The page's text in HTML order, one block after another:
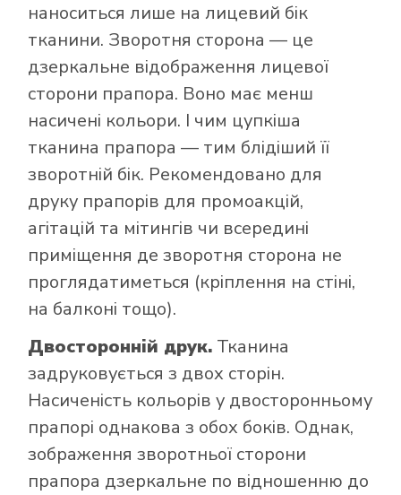
наноситься лише на лицевий бік
тканини. Зворотня сторона — це
дзеркальне відображення лицевої
сторони прапора. Воно має менш
насичені кольори. І чим цупкіша
тканина прапора — тим блідіший її
зворотній бік. Рекомендовано для
друку прапорів для промоакцій,
агітацій та мітингів чи всередині
приміщення де зворотня сторона не
проглядатиметься (кріплення на стіні,
на балконі тощо).
Двосторонній друк. Тканина
задруковується з двох сторін.
Насиченість кольорів у двосторонньому
прапорі однакова з обох боків. Однак,
зображення зворотньої сторони
прапора дзеркальне по відношенню до